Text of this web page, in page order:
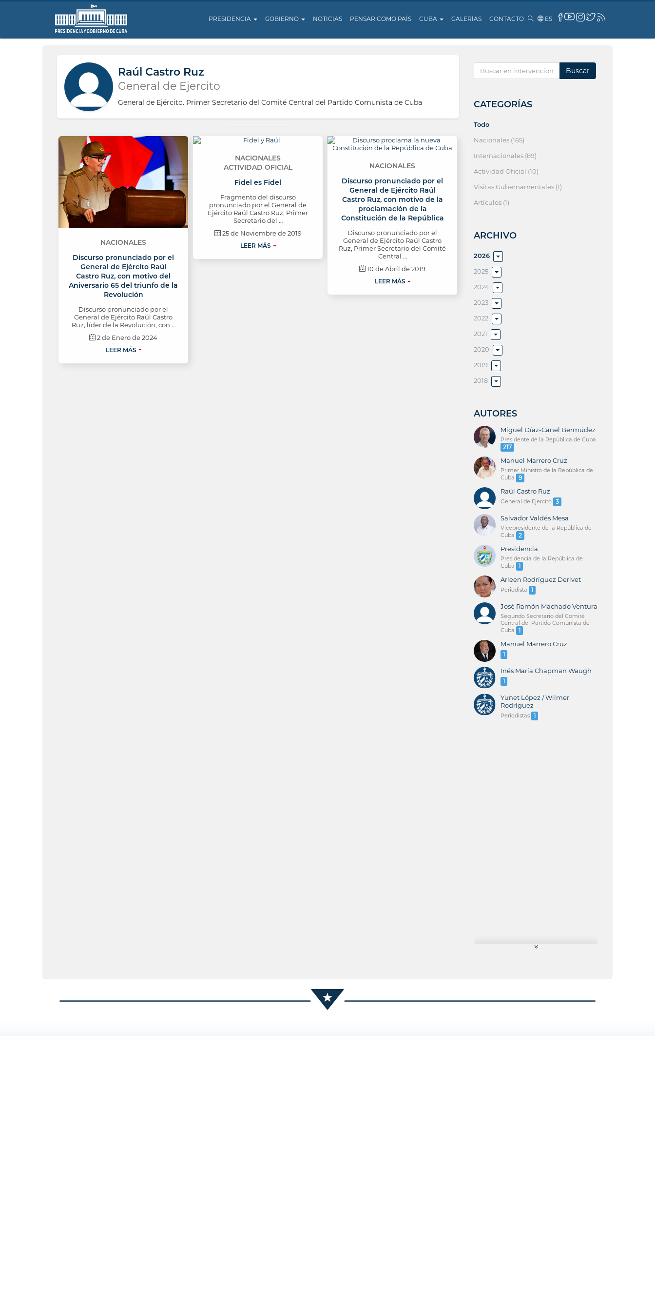
PRESIDENCIA GOBIERNO NOTICIAS PENSAR COMO PAÍS CUBA GALERÍAS CONTACTO ES
Raúl Castro Ruz
General de Ejercito
General de Ejército. Primer Secretario del Comité Central del Partido Comunista de Cuba
NACIONALES
Discurso pronunciado por el
General de Ejército Raúl
Castro Ruz, con motivo del
Aniversario 65 del triunfo de la
Revolución
Discurso pronunciado por el
General de Ejército Raúl Castro
Ruz, líder de la Revolución, con …
2 de Enero de 2024
LEER MÁS
NACIONALES
ACTIVIDAD OFICIAL
Fidel es Fidel
Fragmento del discurso
pronunciado por el General de
Ejército Raúl Castro Ruz, Primer
Secretario del …
25 de Noviembre de 2019
LEER MÁS
NACIONALES
Discurso pronunciado por el
General de Ejército Raúl
Castro Ruz, con motivo de la
proclamación de la
Constitución de la República
Discurso pronunciado por el
General de Ejército Raúl Castro
Ruz, Primer Secretario del Comité
Central …
10 de Abril de 2019
LEER MÁS
Buscar
CATEGORÍAS
Todo
Nacionales (165)
Internacionales (89)
Actividad Oficial (10)
Visitas Gubernamentales (1)
Artículos (1)
ARCHIVO
2026
2025
2024
2023
2022
2021
2020
2019
2018
AUTORES
Miguel Díaz-Canel Bermúdez
Presidente de la República de Cuba
217
Manuel Marrero Cruz
Primer Ministro de la República de
Cuba
9
Raúl Castro Ruz
General de Ejercito 3
Salvador Valdés Mesa
Vicepresidente de la República de
Cuba
2
Presidencia
Presidencia de la República de
Cuba
1
Arleen Rodríguez Derivet
Periodista 1
José Ramón Machado Ventura
Segundo Secretario del Comité
Central del Partido Comunista de
Cuba
1
Manuel Marrero Cruz
1
Inés María Chapman Waugh
1
Yunet López / Wilmer
Rodríguez
Periodistas 1